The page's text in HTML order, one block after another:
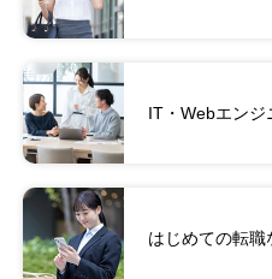
IT・Webエンジ
はじめての転職